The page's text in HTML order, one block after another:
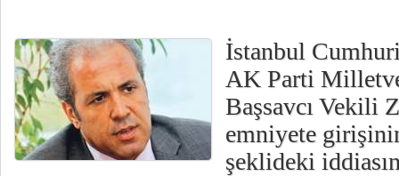
İstanbul
AK Parti
Başsavcı Vekili
emniyete
şeklideki